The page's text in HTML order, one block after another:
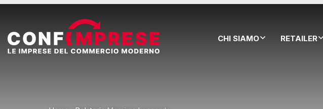
CHI SIAMO RETAILER